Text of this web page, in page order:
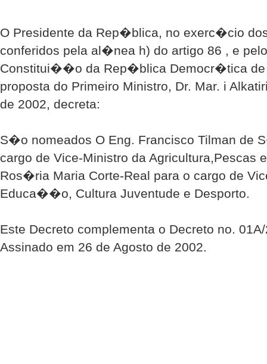
O Presidente da Rep�blica, no exerc�cio
conferidos pela al�nea h) do artigo 86 , e
Constitui��o da Rep�blica Democr�tica de
proposta do Primeiro Ministro, Dr. Mar. i
de 2002, decreta:
S�o nomeados O Eng. Francisco Tilman de
cargo de Vice-Ministro da Agricultura,Pescas
Ros�ria Maria Corte-Real para o cargo de
Educa��o, Cultura Juventude e Desporto.
Este Decreto complementa o Decreto no.
Assinado em 26 de Agosto de 2002.